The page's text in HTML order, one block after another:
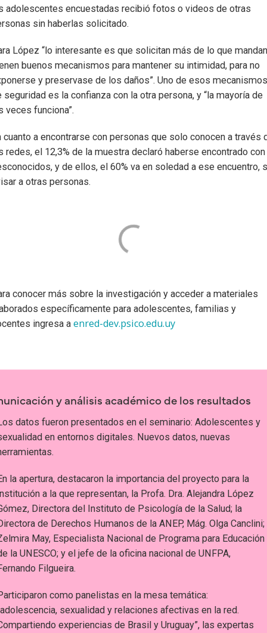
adolescentes encuestadas recibió fotos o videos de otras
sin haberlas solicitado.
López “lo interesante es que solicitan más de lo que
buenos mecanismos para mantener su intimidad, para no
y preservase de los daños”. Uno de esos mecanismos
seguridad es la confianza con la otra persona, y “la mayoría de
veces funciona”.
cuanto a encontrarse con personas que solo conocen a través
redes, el 12,3% de la muestra declaró haberse encontrado con
y de ellos, el 60% va en soledad a ese encuentro,
a otras personas.
conocer más sobre la investigación y acceder a materiales
específicamente para adolescentes, familias y
ingresa a enred-dev.psico.edu.uy
y análisis académico de los resultados
datos fueron presentados en el seminario: Adolescentes y
en entornos digitales. Nuevos datos, nuevas
la apertura, destacaron la importancia del proyecto para la
a la que representan, la Profa. Dra. Alejandra López
Directora del Instituto de Psicología de la Salud; la
de Derechos Humanos de la ANEP, Mág. Olga Canclini;
May, Especialista Nacional de Programa para Educación
la UNESCO; y el jefe de la oficina nacional de UNFPA,
Filgueira.
como panelistas en la mesa temática:
sexualidad y relaciones afectivas en la red.
experiencias de Brasil y Uruguay”, las expertas